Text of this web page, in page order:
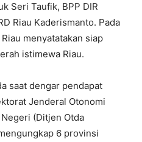
Seri Taufik, BPP DIR
Riau Kaderismanto. Pada
menyatatakan siap
istimewa Riau.
saat dengar pendapat
Jenderal Otonomi
(Ditjen Otda
6 provinsi